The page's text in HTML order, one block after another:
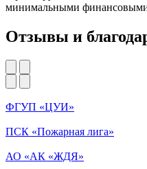
минимальными
Отзывы и
ФГУП «ЦУИ»
ПСК «Пожарная лига»
АО «АК «ЖДЯ»